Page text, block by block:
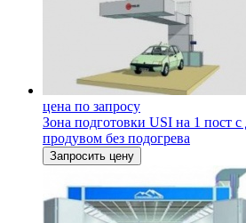
цена по запросу
Зона подготовки USI на 1 пост
продувом без подогрева
Запросить цену